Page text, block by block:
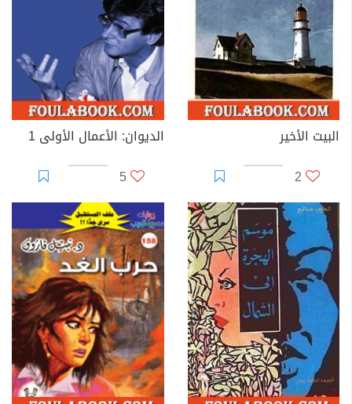
البيت الأخير
2
الديوان: الأعمال الأولى 1
5